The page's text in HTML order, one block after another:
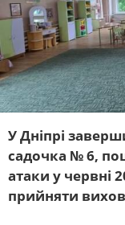
У Дніпрі
садочка № 6,
атаки у червні
прийняти